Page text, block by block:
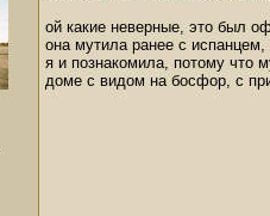
ой какие неверные, это был
она мутила ранее с
я и познакомила, потому что
доме с видом на босфор, с